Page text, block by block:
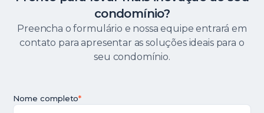
condomínio?
Preencha o formulário e nossa equipe entrará em
contato para apresentar as soluções ideais para o
seu condomínio.
Nome completo*